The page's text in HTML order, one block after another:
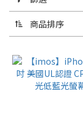
選
(0/20)
選
擇
型
商品排序